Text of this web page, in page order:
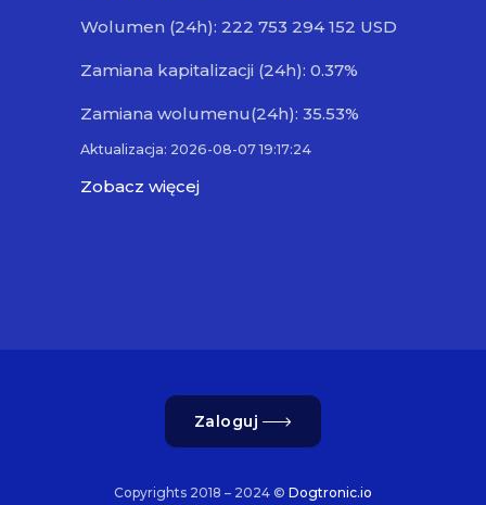
Wolumen (24h): 222 753 294 152 USD
Zamiana kapitalizacji (24h): 0.37%
Zamiana wolumenu(24h): 35.53%
Aktualizacja: 2026-08-07 19:17:24
Zobacz więcej
Zaloguj
Copyrights 2018 – 2024 © Dogtronic.io